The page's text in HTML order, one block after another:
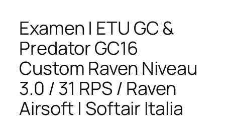
Examen | ETU GC &
Predator GC16
Custom Raven Niveau
3.0 / 31 RPS / Raven
Airsoft | Softair Italia